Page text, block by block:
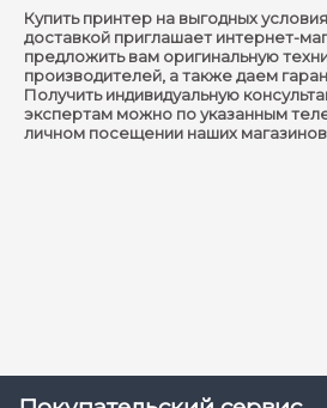
Купить принтер на выгодных
доставкой приглашает интернет-
предложить вам оригинальную
производителей, а также даем
Получить индивидуальную
экспертам можно по указанным
личном посещении наших